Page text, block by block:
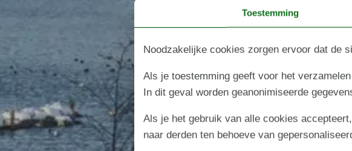
Toestemming
Noodzakelijke cookies zorgen ervoor dat de
Als je toestemming geeft voor het
In dit geval worden geanonimiseerde
Als je het gebruik van alle cookies
naar derden ten behoeve van